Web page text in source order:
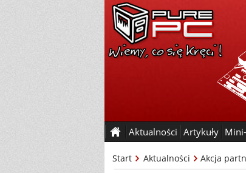
Aktualności Artykuły
Start Aktualności Akcja